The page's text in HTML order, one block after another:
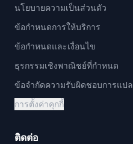
นโยบายความเป็นส่วนตัว
ข้อกำหนดการให้บริการ
ข้อกำหนดและเงื่อนไข
ธุรกรรมเชิงพาณิชย์ที่กำหนด
ข้อจำกัดความรับผิดชอบการแปล
การตั้งค่าคุกกี้
ติดต่อ